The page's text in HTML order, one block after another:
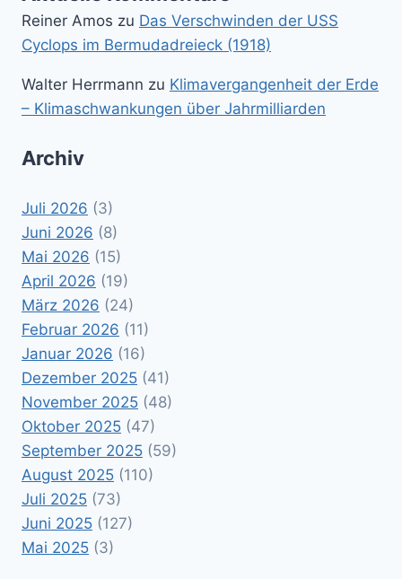
Reiner Amos zu Das Verschwinden der USS
Cyclops im Bermudadreieck (1918)
Walter Herrmann zu Klimavergangenheit der Erde
– Klimaschwankungen über Jahrmilliarden
Archiv
Juli 2026 (3)
Juni 2026 (8)
Mai 2026 (15)
April 2026 (19)
März 2026 (24)
Februar 2026 (11)
Januar 2026 (16)
Dezember 2025 (41)
November 2025 (48)
Oktober 2025 (47)
September 2025 (59)
August 2025 (110)
Juli 2025 (73)
Juni 2025 (127)
Mai 2025 (3)